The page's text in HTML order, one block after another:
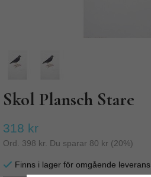
Skol Plansch Stare
318 kr
Ord. 398 kr . Du sparar 80 kr (20%)
Finns i lager för omgående leverans